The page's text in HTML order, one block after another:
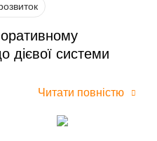
дієвої системи
Читати повністю